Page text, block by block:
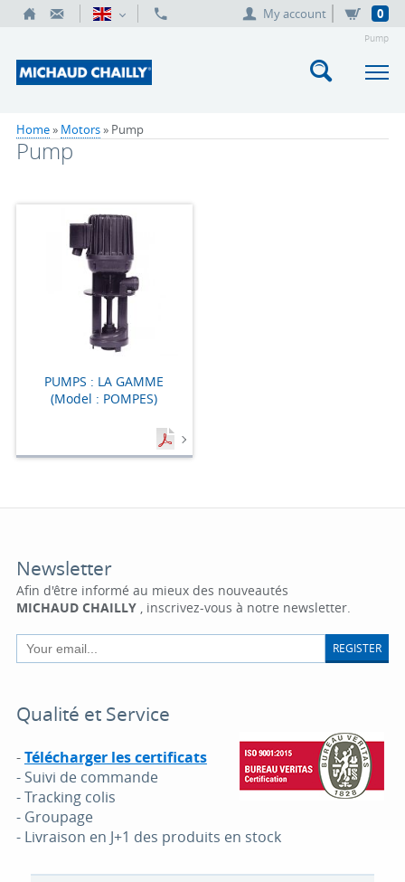
My account 0
Pump
Home» Motors» Pump
Pump
PUMPS : LA GAMME
(Model : POMPES)
Newsletter
Afin d'être informé au mieux des nouveautés
MICHAUD CHAILLY, inscrivez-vous à notre newsletter.
REGISTER
Qualité et Service
-Télécharger les certificats
- Suivi de commande
- Tracking colis
- Groupage
- Livraison en J+1 des produits en stock